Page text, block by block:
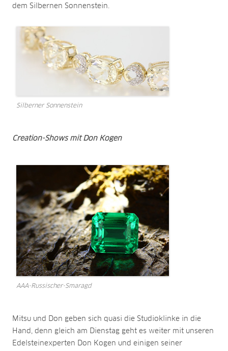
dem Silbernen Sonnenstein.
Silberner Sonnenstein
Creation-Shows mit Don Kogen
AAA-Russischer-Smaragd
Mitsu und Don geben sich quasi die Studioklinke in die
Hand, denn gleich am Dienstag geht es weiter mit unseren
Edelsteinexperten Don Kogen und einigen seiner